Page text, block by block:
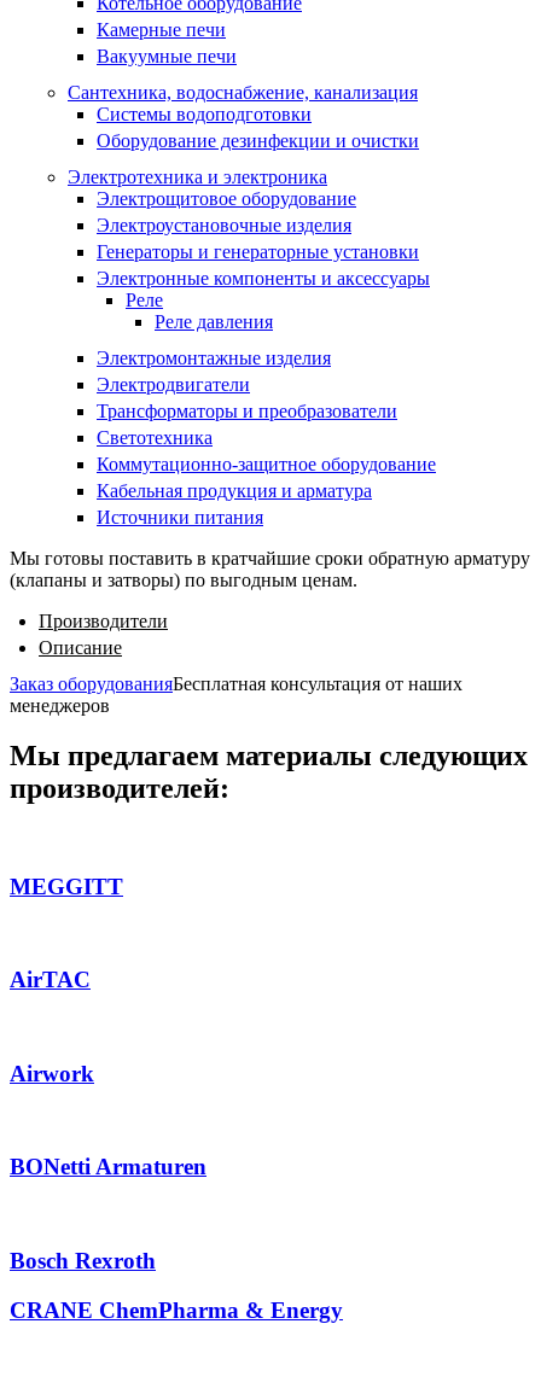
Камерные печи
Вакуумные печи
Сантехника, водоснабжение, канализация
Системы водоподготовки
Оборудование дезинфекции и очистки
Электротехника и электроника
Электрощитовое оборудование
Электроустановочные изделия
Генераторы и генераторные установки
Электронные компоненты и аксессуары
Реле
Реле давления
Электромонтажные изделия
Электродвигатели
Трансформаторы и преобразователи
Светотехника
Коммутационно-защитное оборудование
Кабельная продукция и арматура
Источники питания
Мы готовы поставить в кратчайшие сроки обратную арматуру
(клапаны и затворы) по выгодным ценам.
Производители
Описание
Заказ оборудованияБесплатная консультация от наших
менеджеров
Мы предлагаем материалы следующих
производителей:
MEGGITT
AirTAC
Airwork
BONetti Armaturen
Bosch Rexroth
CRANE ChemPharma & Energy